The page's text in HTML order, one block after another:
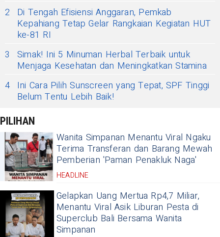
2
Di Tengah Efisiensi Anggaran, Pemkab
Kepahiang Tetap Gelar Rangkaian Kegiatan HUT
ke-81 RI
3
Simak! Ini 5 Minuman Herbal Terbaik untuk
Menjaga Kesehatan dan Meningkatkan Stamina
4 Ini Cara Pilih Sunscreen yang Tepat, SPF Tinggi
Belum Tentu Lebih Baik!
PILIHAN
Wanita Simpanan Menantu Viral Ngaku
Terima Transferan dan Barang Mewah
Pemberian 'Paman Penakluk Naga'
HEADLINE
Gelapkan Uang Mertua Rp4,7 Miliar,
Menantu Viral Asik Liburan Pesta di
Superclub Bali Bersama Wanita
Simpanan